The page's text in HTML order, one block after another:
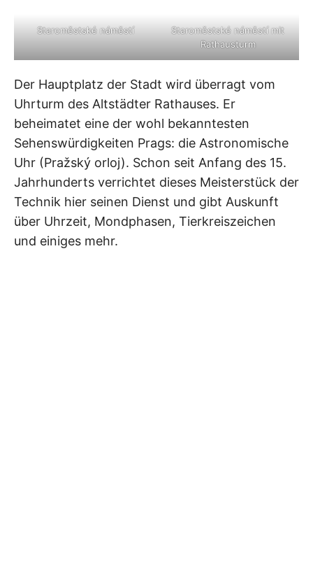
Staroměstské náměstí
Staroměstské náměstí mit
Rathausturm
Der Hauptplatz der Stadt wird überragt vom
Uhrturm des Altstädter Rathauses. Er
beheimatet eine der wohl bekanntesten
Sehenswürdigkeiten Prags: die Astronomische
Uhr (Pražský orloj). Schon seit Anfang des 15.
Jahrhunderts verrichtet dieses Meisterstück der
Technik hier seinen Dienst und gibt Auskunft
über Uhrzeit, Mondphasen, Tierkreiszeichen
und einiges mehr.